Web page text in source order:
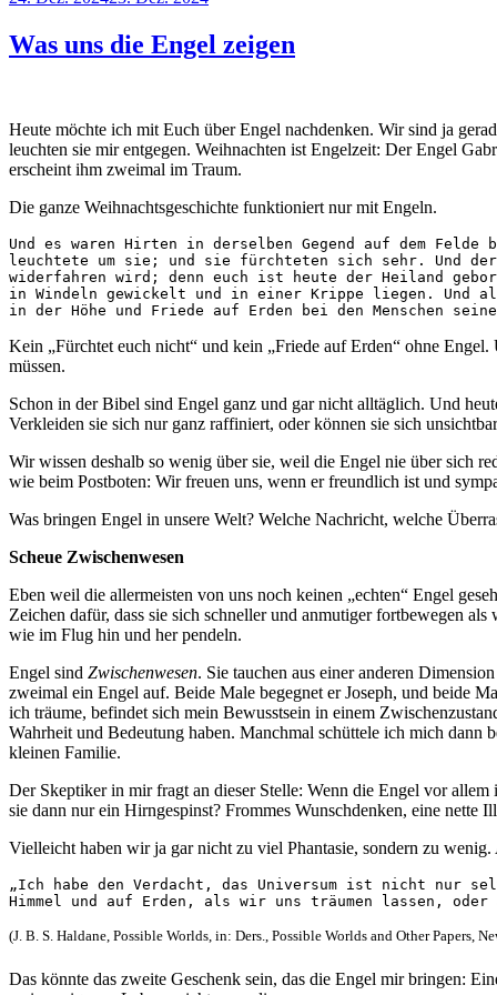
Was uns die Engel zeigen
Heute möchte ich mit Euch über Engel nachdenken. Wir sind ja
leuchten sie mir entgegen. Weihnachten ist Engelzeit: Der Engel
erscheint ihm zweimal im Traum.
Die ganze Weihnachtsgeschichte funktioniert nur mit Engeln.
Und es waren Hirten in derselben Gegend auf dem
leuchtete um sie; und sie fürchteten sich sehr. Und
widerfahren wird; denn euch ist heute der Heiland
in Windeln gewickelt und in einer Krippe liegen. Und
in der Höhe und Friede auf Erden bei den Menschen
Kein „Fürchtet euch nicht“ und kein „Friede auf Erden“ ohne
müssen.
Schon in der Bibel sind Engel ganz und gar nicht alltäglich. Und
Verkleiden sie sich nur ganz raffiniert, oder können sie sich
Wir wissen deshalb so wenig über sie, weil die Engel nie über sich
wie beim Postboten: Wir freuen uns, wenn er freundlich ist und
Was bringen Engel in unsere Welt? Welche Nachricht, welche
Scheue Zwischenwesen
Eben weil die allermeisten von uns noch keinen „echten“ Engel
Zeichen dafür, dass sie sich schneller und anmutiger fortbewegen
wie im Flug hin und her pendeln.
Engel sind Zwischenwesen. Sie tauchen aus einer anderen
zweimal ein Engel auf. Beide Male begegnet er Joseph, und beide
ich träume, befindet sich mein Bewusstsein in einem
Wahrheit und Bedeutung haben. Manchmal schüttele ich mich dann
kleinen Familie.
Der Skeptiker in mir fragt an dieser Stelle: Wenn die Engel vor
sie dann nur ein Hirngespinst? Frommes Wunschdenken, eine nette
Vielleicht haben wir ja gar nicht zu viel Phantasie, sondern zu
„Ich habe den Verdacht, das Universum ist nicht nur
Himmel und auf Erden, als wir uns träumen lassen,
(J. B. S. Haldane, Possible Worlds, in: Ders., Possible Worlds and Other Papers,
Das könnte das zweite Geschenk sein, das die Engel mir bringen: